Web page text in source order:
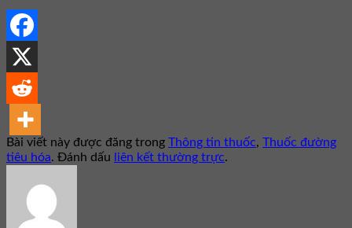
Bài viết này được đăng trong Thông tin thuốc, Thuốc đường
tiêu hóa. Đánh dấu liên kết thường trực.